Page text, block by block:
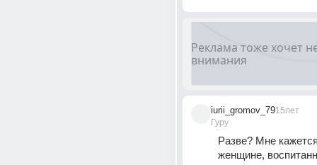
iurii_gromov_79
Гуру
15лет
Разве? Мне
женщине,